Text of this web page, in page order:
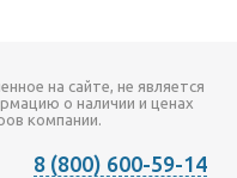
на сайте, не является
о наличии и ценах
компании.
8 (800) 600-59-14